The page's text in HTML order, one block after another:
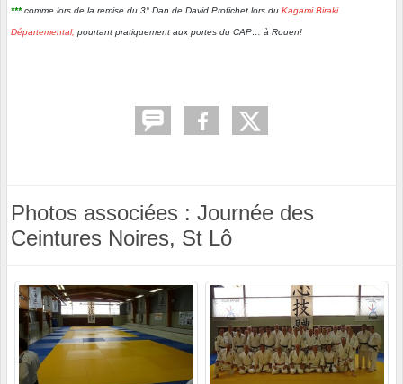
***comme lors de la remise du 3° Dan de David Profichet lors du Kagami Biraki
Départemental, pourtant pratiquement aux portes du CAP… à Rouen!
Photos associées : Journée des
Ceintures Noires, St Lô